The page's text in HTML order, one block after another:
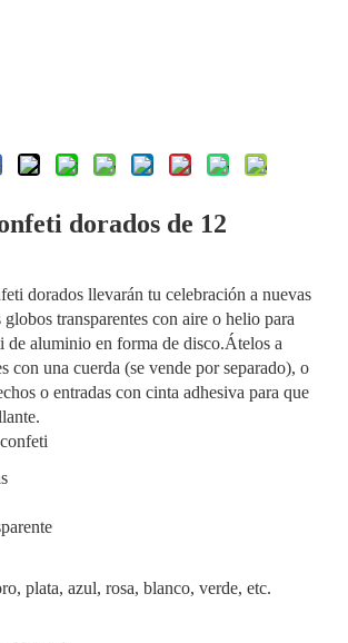
dorados de 12
dorados llevarán tu celebración a nuevas
transparentes con aire o helio para
de aluminio en forma de disco.Átelos a
con una cuerda (se vende por separado), o
o entradas con cinta adhesiva para que
plata, azul, rosa, blanco, verde, etc.